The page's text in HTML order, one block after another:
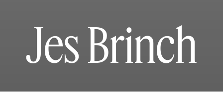
Jes Brinch